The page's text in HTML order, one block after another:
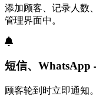
添加顾客、记录人
管理界面中。
短信、WhatsApp
顾客轮到时立即通知